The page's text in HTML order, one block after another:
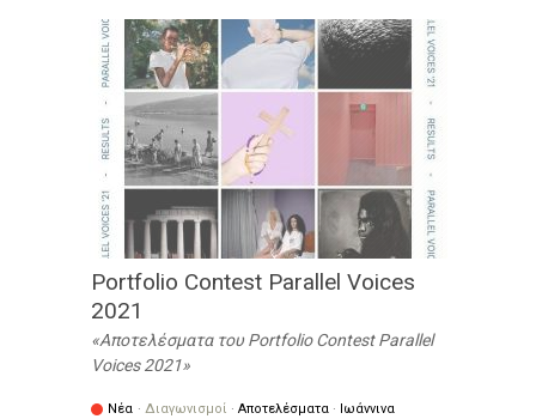
Portfolio Contest Parallel Voices
2021
Αποτελέσματα του Portfolio Contest Parallel
Voices 2021
Νέα · Διαγωνισμοί · Αποτελέσματα · Ιωάννινα